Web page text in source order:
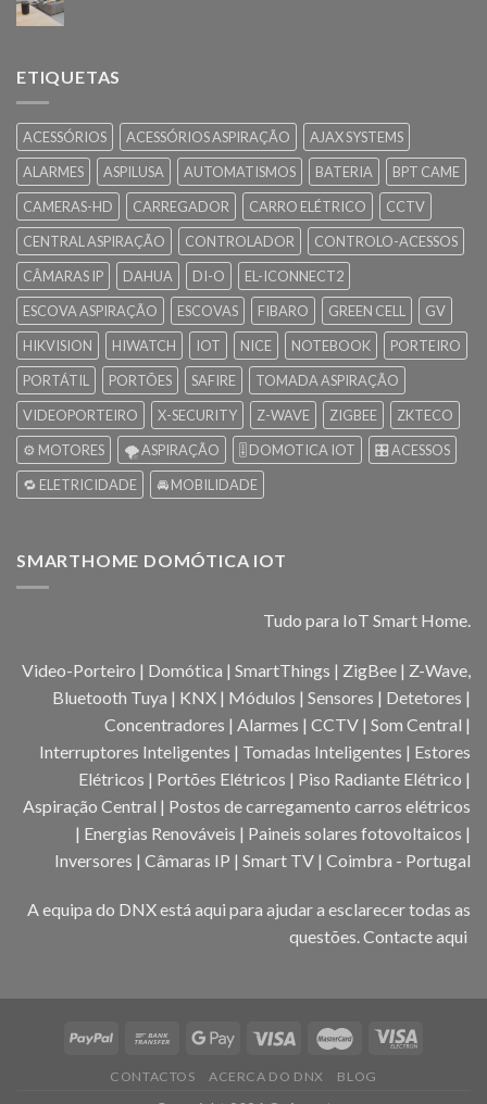
ETIQUETAS
ACESSÓRIOS ACESSÓRIOS ASPIRAÇÃO
AJAX SYSTEMS
ALARMES
ASPILUSA AUTOMATISMOS BATERIA
BPT CAME
CAMERAS-HD
CARREGADOR CARRO ELÉTRICO
CCTV
CENTRAL ASPIRAÇÃO
CONTROLADOR
CONTROLO-ACESSOS
CÂMARAS IP
DAHUA DI-O
EL-ICONNECT2
ESCOVA ASPIRAÇÃO
ESCOVAS FIBARO GREEN CELL
GV
HIKVISION
HIWATCH IOT NICE NOTEBOOK
PORTEIRO
PORTÁTIL
PORTÕES SAFIRE
TOMADA ASPIRAÇÃO
VIDEOPORTEIRO
X-SECURITY Z-WAVE ZIGBEE
ZKTECO
⚙️ MOTORES
🌪️ ASPIRAÇÃO 🎚️ DOMOTICA IOT
🎛️ ACESSOS
🔁 ELETRICIDADE
🚘 MOBILIDADE
SMARTHOME DOMÓTICA IOT
Tudo para IoT Smart Home.
Video-Porteiro | Domótica | SmartThings | ZigBee | Z-Wave,
Bluetooth Tuya | KNX | Módulos | Sensores | Detetores |
Concentradores | Alarmes | CCTV | Som Central |
Interruptores Inteligentes | Tomadas Inteligentes | Estores
Elétricos | Portões Elétricos | Piso Radiante Elétrico |
Aspiração Central | Postos de carregamento carros elétricos
| Energias Renováveis | Paineis solares fotovoltaicos |
Inversores | Câmaras IP | Smart TV | Coimbra - Portugal
A equipa do DNX está aqui para ajudar a esclarecer todas as
questões.Contacte aqui
CONTACTOS ACERCA DO DNX BLOG